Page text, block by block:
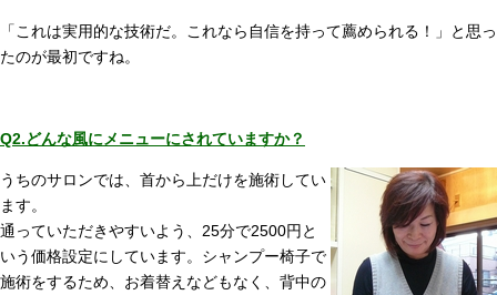
「これは実用的な技術だ。これなら自信を持って薦められる！」と思っ
たのが最初ですね。
Q2.どんな風にメニューにされていますか？
うちのサロンでは、首から上だけを施術してい
ます。
通っていただきやすいよう、25分で2500円と
いう価格設定にしています。シャンプー椅子で
施術をするため、お着替えなどもなく、背中の